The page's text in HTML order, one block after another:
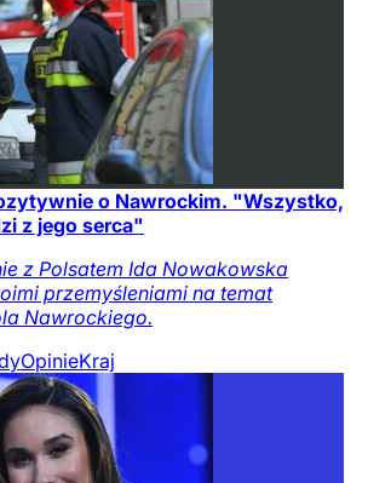
o Nawrockim. "Wszystko,
z jego serca"
z Polsatem Ida Nowakowska
przemyśleniami na temat
Nawrockiego.
OpinieKraj